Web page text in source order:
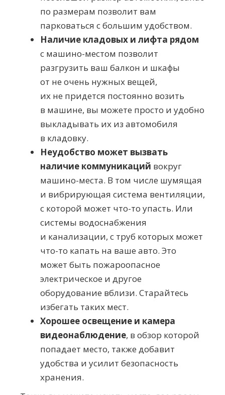
по размерам позволит вам
парковаться с большим удобством.
Наличие кладовых и лифта рядом
с машино-местом позволит
разгрузить ваш балкон и шкафы
от не очень нужных вещей,
их не придется постоянно возить
в машине, вы можете просто и удобно
выкладывать их из автомобиля
в кладовку.
Неудобство может вызвать
наличие коммуникаций вокруг
машино-места. В том числе шумящая
и вибрирующая система вентиляции,
с которой может что-то упасть. Или
системы водоснабжения
и канализации, с труб которых может
что-то капать на ваше авто. Это
может быть пожароопасное
электрическое и другое
оборудование вблизи. Старайтесь
избегать таких мест.
Хорошее освещение и камера
видеонаблюдение, в обзор которой
попадает место, также добавит
удобства и усилит безопасность
хранения.